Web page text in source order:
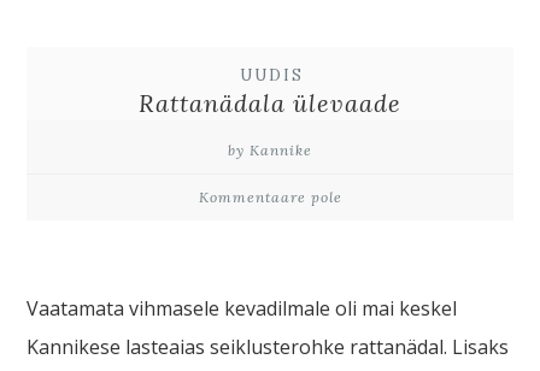
UUDIS
Rattanädala ülevaade
by Kannike
Kommentaare pole
Vaatamata vihmasele kevadilmale oli mai keskel
Kannikese lasteaias seiklusterohke rattanädal. Lisaks